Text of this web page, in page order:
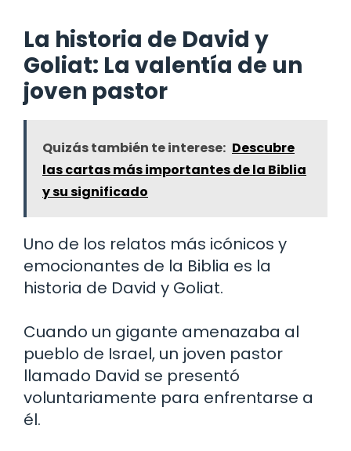
La historia de David y
Goliat: La valentía de un
joven pastor
Quizás también te interese: Descubre
las cartas más importantes de la Biblia
y su significado
Uno de los relatos más icónicos y
emocionantes de la Biblia es la
historia de David y Goliat.
Cuando un gigante amenazaba al
pueblo de Israel, un joven pastor
llamado David se presentó
voluntariamente para enfrentarse a
él.